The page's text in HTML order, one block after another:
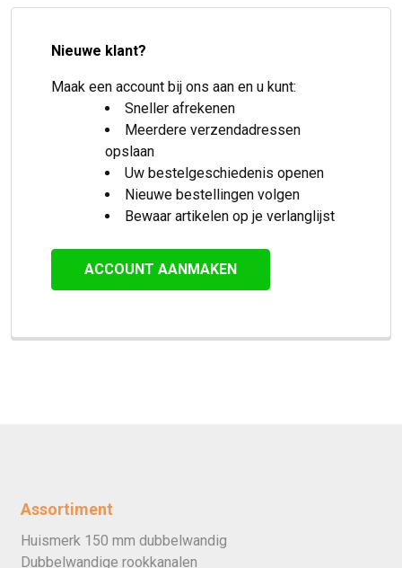
Nieuwe klant?
Maak een account bij ons aan en u kunt:
Sneller afrekenen
Meerdere verzendadressen
opslaan
Uw bestelgeschiedenis openen
Nieuwe bestellingen volgen
Bewaar artikelen op je verlanglijst
ACCOUNT AANMAKEN
Assortiment
Huismerk 150 mm dubbelwandig
Dubbelwandige rookkanalen